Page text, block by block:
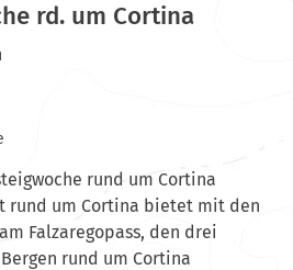
rd. um Cortina
rund um Cortina
rund um Cortina bietet mit den
Falzaregopass, den drei
rund um Cortina